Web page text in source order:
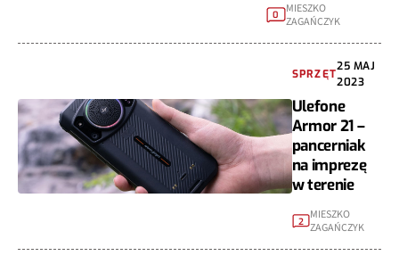
0
MIESZKO
ZAGAŃCZYK
SPRZĘT
25 MAJ
2023
Ulefone
Armor 21 –
pancerniak
na imprezę
w terenie
2 MIESZKO
ZAGAŃCZYK